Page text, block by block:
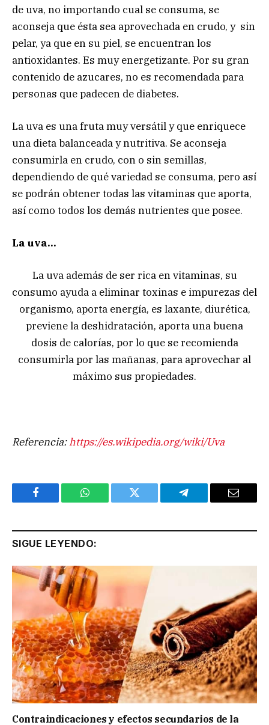
de uva, no importando cual se consuma, se
aconseja que ésta sea aprovechada en crudo, y sin
pelar, ya que en su piel, se encuentran los
antioxidantes. Es muy energetizante. Por su gran
contenido de azucares, no es recomendada para
personas que padecen de diabetes.
La uva es una fruta muy versátil y que enriquece
una dieta balanceada y nutritiva. Se aconseja
consumirla en crudo, con o sin semillas,
dependiendo de qué variedad se consuma, pero así
se podrán obtener todas las vitaminas que aporta,
así como todos los demás nutrientes que posee.
La uva…
La uva además de ser rica en vitaminas, su
consumo ayuda a eliminar toxinas e impurezas del
organismo, aporta energía, es laxante, diurética,
previene la deshidratación, aporta una buena
dosis de calorías, por lo que se recomienda
consumirla por las mañanas, para aprovechar al
máximo sus propiedades.
Referencia:https://es.wikipedia.org/wiki/Uva
Facebook WhatsApp Twitter Telegram Email
SIGUE LEYENDO:
Contraindicaciones y efectos secundarios de la